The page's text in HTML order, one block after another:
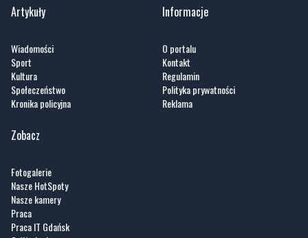
Artykuły
Wiadomości
Sport
Kultura
Społeczeństwo
Kronika policyjna
Informacje
O portalu
Kontakt
Regulamin
Polityka prywatności
Reklama
Zobacz
Fotogalerie
Nasze HotSpoty
Nasze kamery
Praca
Praca IT Gdańsk